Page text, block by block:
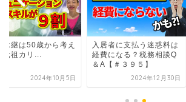
承継は50歳から考え
元祖カリ...
2024年10月5日
入居者に支払う迷惑料は
経費になる？税務相談Q
＆A【＃３９５】
2024年12月30日